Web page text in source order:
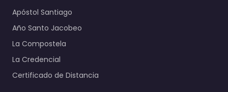
Apóstol Santiago
Año Santo Jacobeo
La Compostela
La Credencial
Certificado de Distancia